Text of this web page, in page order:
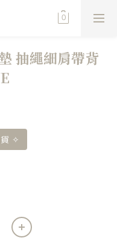
抽繩細肩帶背
✧